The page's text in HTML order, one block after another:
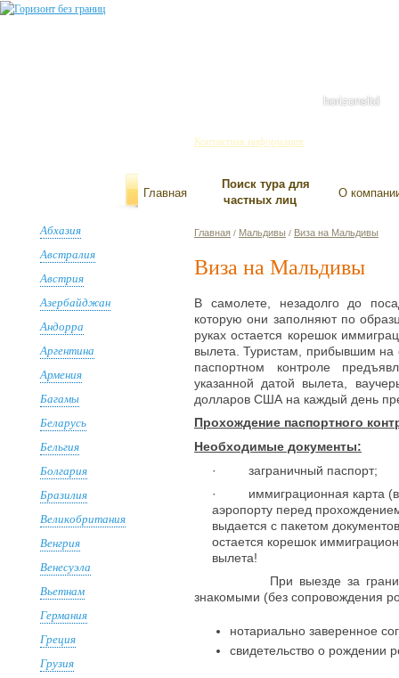
horizonsltd
Контактная информация
Главная
Поиск тура для
частных лиц
О
Абхазия
Австралия
Австрия
Азербайджан
Андорра
Аргентина
Армения
Багамы
Беларусь
Бельгия
Болгария
Бразилия
Великобритания
Венгрия
Венесуэла
Вьетнам
Германия
Греция
Грузия
Главная / Мальдивы / Виза на Мальдивы
Виза на Мальдивы
В самолете, незадолго до
которую они заполняют по
руках остается корешок
вылета. Туристам, прибывшим
паспортном контроле
указанной датой вылета,
долларов США на каждый день
Прохождение паспортного
Необходимые документы:
· заграничный паспорт;
· иммиграционная карта
аэропорту перед
выдается с пакетом
остается корешок
вылета!
При выезде за
знакомыми (без сопровождения
нотариально заверенное
свидетельство о рождении